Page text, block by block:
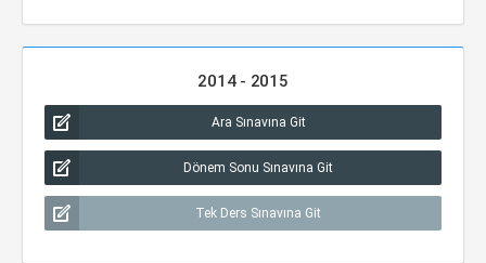
2014 - 2015
Ara Sınavına Git
Dönem Sonu Sınavına Git
Tek Ders Sınavına Git